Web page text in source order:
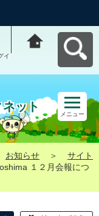
イ
ット
メニュー
お知らせ ＞
サイト
１２月会報につ